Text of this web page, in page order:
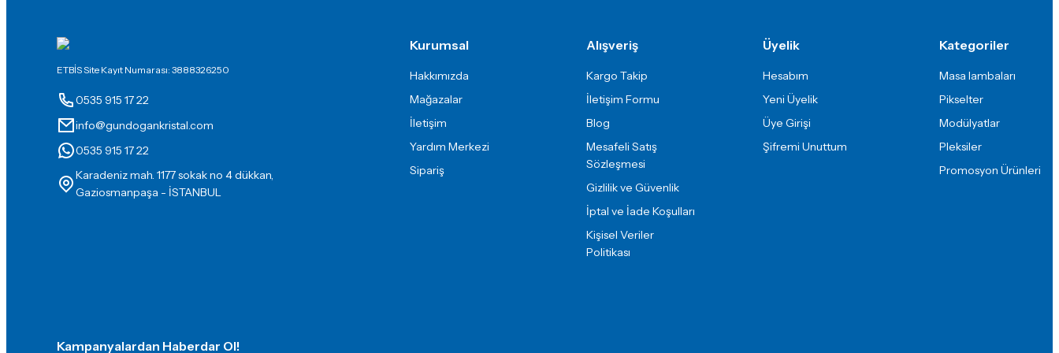
ETBİS Site Kayıt Numarası: 3888326250
0535 915 17 22
info@gundogankristal.com
0535 915 17 22
Karadeniz mah. 1177 sokak no 4 dükkan,
Gaziosmanpaşa - İSTANBUL
Kurumsal
Hakkımızda
Mağazalar
İletişim
Yardım Merkezi
Sipariş
Alışveriş
Kargo Takip
İletişim Formu
Blog
Mesafeli Satış
Sözleşmesi
Gizlilik ve Güvenlik
İptal ve İade Koşulları
Kişisel Veriler
Politikası
Üyelik
Hesabım
Yeni Üyelik
Üye Girişi
Şifremi Unuttum
Kategoriler
Masa lambaları
Pikselter
Modülyatlar
Pleksiler
Promosyon Ürünleri
Kampanyalardan Haberdar Ol!